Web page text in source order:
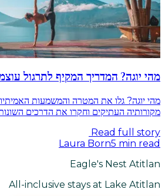
מהי יוגה? המדריך המקיף לתרגול
מהי יוגה? גלו את המטרה והמשמעות
מקורותיה העתיקים וחקרו את הדרכים
Read full story
Laura Born5 min read
Eagle's Nest Atitlan
All-inclusive stays at Lake Atitlan